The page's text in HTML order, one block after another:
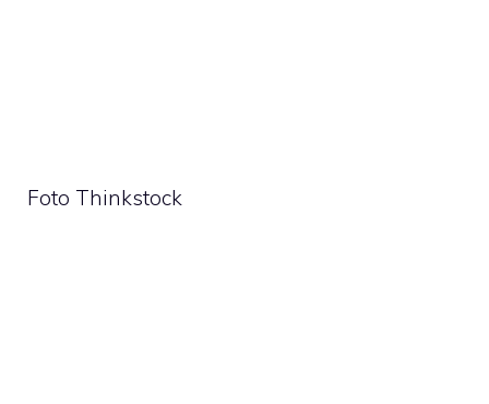
Foto Thinkstock